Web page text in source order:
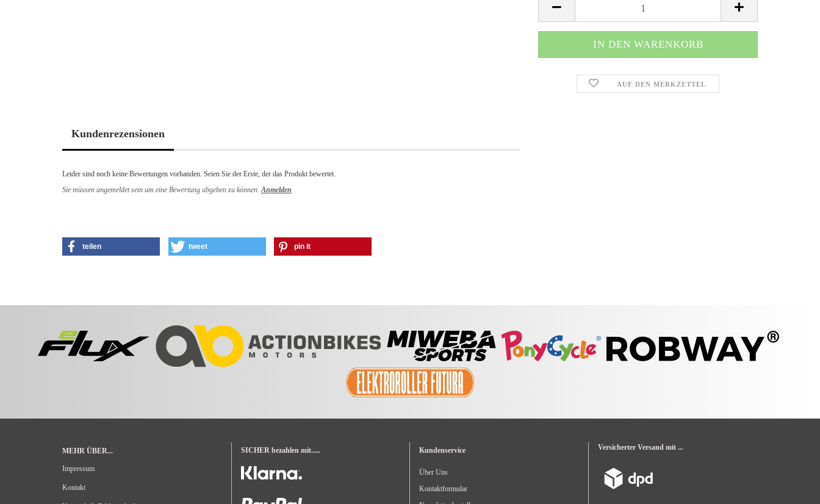
AUF DEN MERKZETTEL
Kundenrezensionen
Leider sind noch keine Bewertungen vorhanden. Seien Sie der Erste, der das Produkt bewertet.
Sie müssen angemeldet sein um eine Bewertung abgeben zu können.Anmelden
teilen tweet pin it
MEHR ÜBER...
Impressum
Kontakt
SICHER bezahlen mit..... Kundenservice
Über Uns
Kontaktformular
Versicherter Versand mit ...